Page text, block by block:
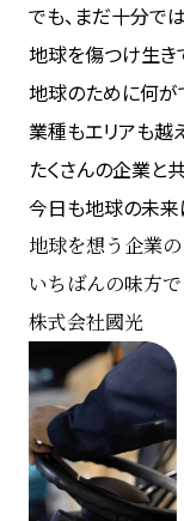
でも、まだ十分で
地球を傷つけ生き
地球のために何が
業種もエリアも越
たくさんの企業と
今日も地球の未来
地球を想う企業の
いちばんの味方
株式会社國光